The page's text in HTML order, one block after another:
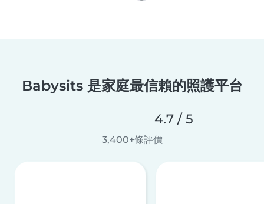
Babysits 是家庭最信賴的照護平台
4.7 / 5
3,400+條評價